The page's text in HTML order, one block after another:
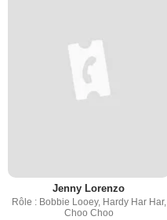
Jenny Lorenzo
Rôle : Bobbie Looey, Hardy Har Har,
Choo Choo